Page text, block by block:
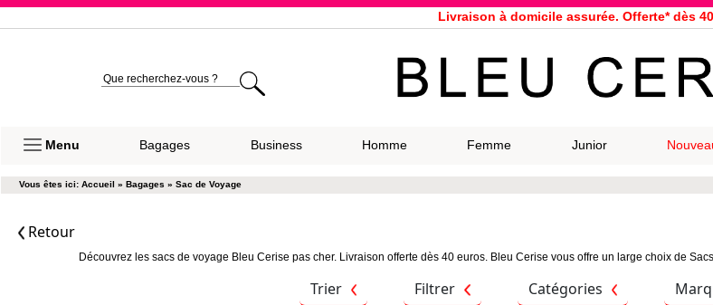
Livraison à domicile assurée. Offerte* dès
Expédition le jour même pour toutes commandes passées
33 magasins répartis dans la France. Un à
Menu Bagages Business Homme Femme Junior
Vous êtes ici: Accueil » Bagages » Sac de Voyage
Retour
Découvrez les sacs de voyage Bleu Cerise pas cher. Livraison offerte dès 40 euros. Bleu Cerise vous offre un large choix de
Trier Filtrer Catégories